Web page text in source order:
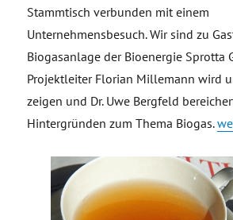
Stammtisch verbunden mit einem
Unternehmensbesuch. Wir sind zu
Biogasanlage der Bioenergie Sprotta
Projektleiter Florian Millemann wird
zeigen und Dr. Uwe Bergfeld
Hintergründen zum Thema Biogas.